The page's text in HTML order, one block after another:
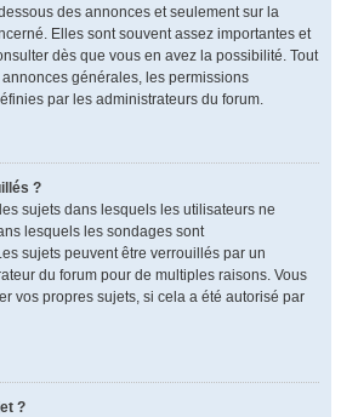
des annonces et seulement sur la
Elles sont souvent assez importantes et
dès que vous en avez la possibilité. Tout
générales, les permissions
par les administrateurs du forum.
?
sujets dans lesquels les utilisateurs ne
lesquels les sondages sont
sujets peuvent être verrouillés par un
du forum pour de multiples raisons. Vous
vos propres sujets, si cela a été autorisé par
?